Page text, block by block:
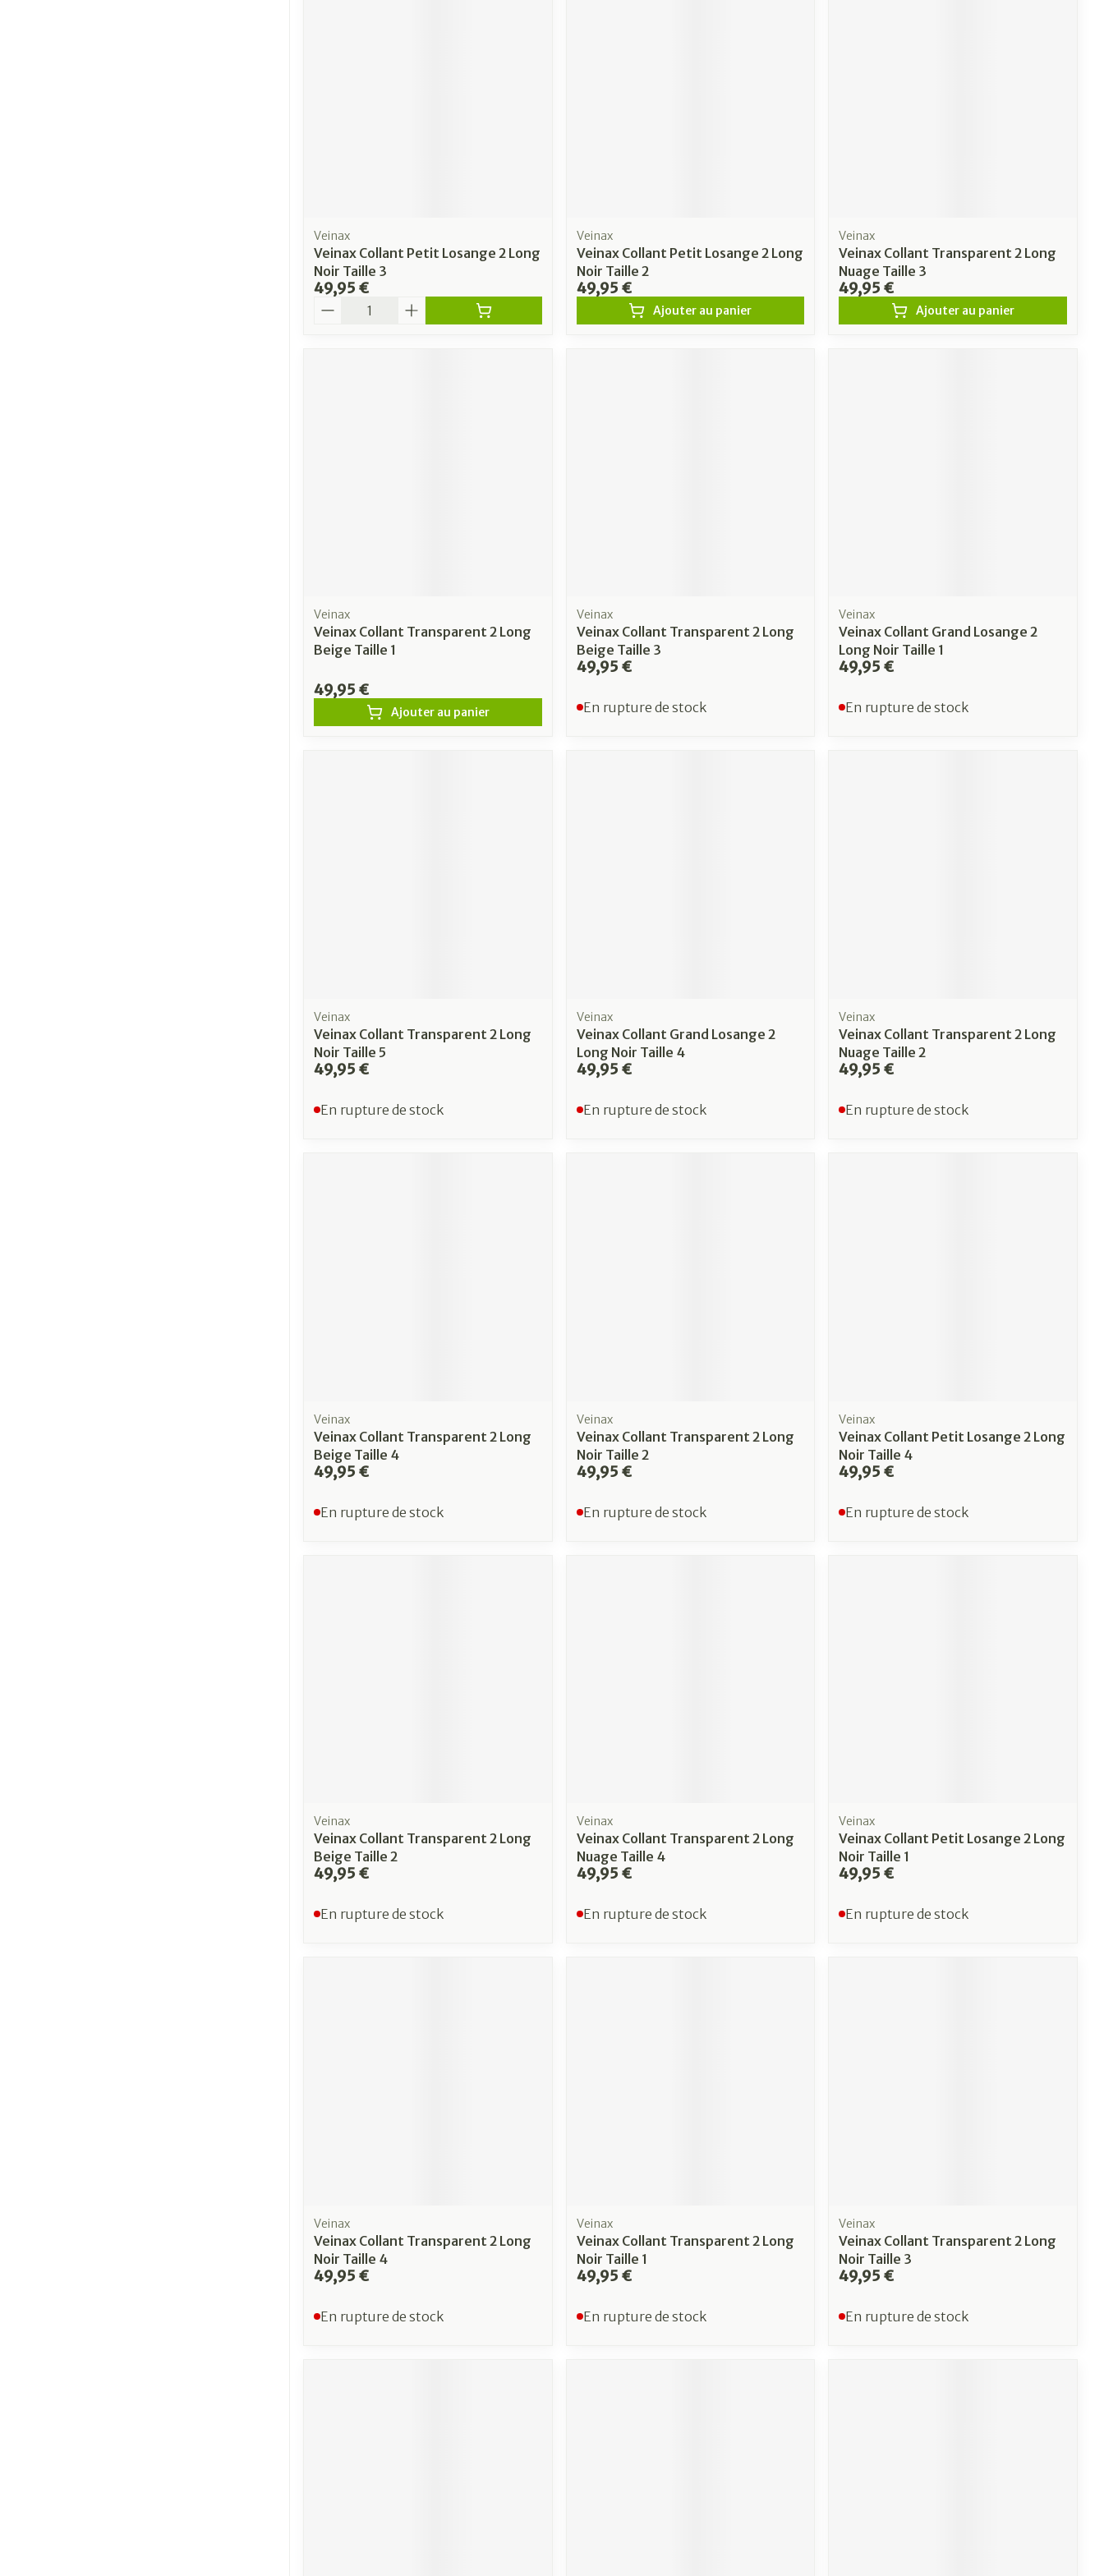
Veinax
Veinax Collant Petit Losange 2 Long
Noir Taille 3
49,95 €
Quantité
Veinax
Veinax Collant Petit Losange 2 Long
Noir Taille 2
49,95 €
Ajouter au panier
Veinax
Veinax Collant Transparent 2 Long
Nuage Taille 3
49,95 €
Ajouter au panier
Veinax
Veinax Collant Transparent 2 Long
Beige Taille 1
49,95 €
Ajouter au panier
Veinax
Veinax Collant Transparent 2 Long
Beige Taille 3
49,95 €
En rupture de stock
Veinax
Veinax Collant Grand Losange 2
Long Noir Taille 1
49,95 €
En rupture de stock
Veinax
Veinax Collant Transparent 2 Long
Noir Taille 5
49,95 €
En rupture de stock
Veinax
Veinax Collant Grand Losange 2
Long Noir Taille 4
49,95 €
En rupture de stock
Veinax
Veinax Collant Transparent 2 Long
Nuage Taille 2
49,95 €
En rupture de stock
Veinax
Veinax Collant Transparent 2 Long
Beige Taille 4
49,95 €
En rupture de stock
Veinax
Veinax Collant Transparent 2 Long
Noir Taille 2
49,95 €
En rupture de stock
Veinax
Veinax Collant Petit Losange 2 Long
Noir Taille 4
49,95 €
En rupture de stock
Veinax
Veinax Collant Transparent 2 Long
Beige Taille 2
49,95 €
En rupture de stock
Veinax
Veinax Collant Transparent 2 Long
Nuage Taille 4
49,95 €
En rupture de stock
Veinax
Veinax Collant Petit Losange 2 Long
Noir Taille 1
49,95 €
En rupture de stock
Veinax
Veinax Collant Transparent 2 Long
Noir Taille 4
49,95 €
En rupture de stock
Veinax
Veinax Collant Transparent 2 Long
Noir Taille 1
49,95 €
En rupture de stock
Veinax
Veinax Collant Transparent 2 Long
Noir Taille 3
49,95 €
En rupture de stock